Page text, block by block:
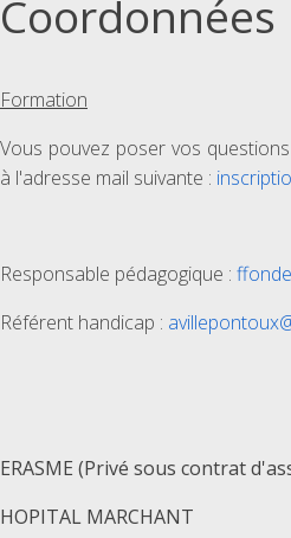
Coordonnées
Formation
Vous pouvez poser vos
à l'adresse mail suivante :
Responsable pédagogique :
Référent handicap :
ERASME (Privé sous contrat
HOPITAL MARCHANT